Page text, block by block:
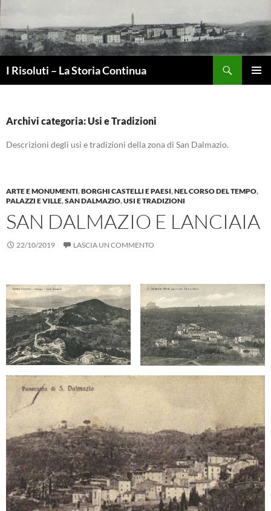
Vai
contenuto
I Risoluti – La Storia Continua
Archivi categoria: Usi e Tradizioni
Descrizioni degli usi e tradizioni della zona di San Dalmazio.
ARTE E MONUMENTI,BORGHI CASTELLI E PAESI,NEL CORSO DEL TEMPO,
PALAZZI E VILLE,SAN DALMAZIO,USI E TRADIZIONI
SAN DALMAZIO E LANCIAIA
22/10/2019 LASCIA UN COMMENTO